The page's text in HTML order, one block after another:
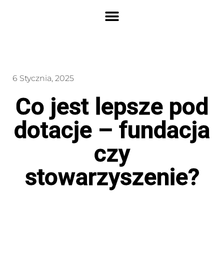
6 Stycznia, 2025
Co jest lepsze pod
dotacje – fundacja
czy
stowarzyszenie?